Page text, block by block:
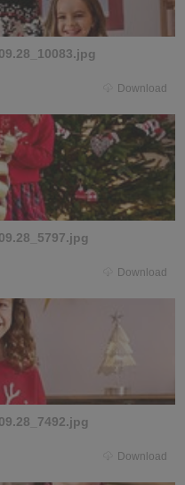
Download
Download
Download